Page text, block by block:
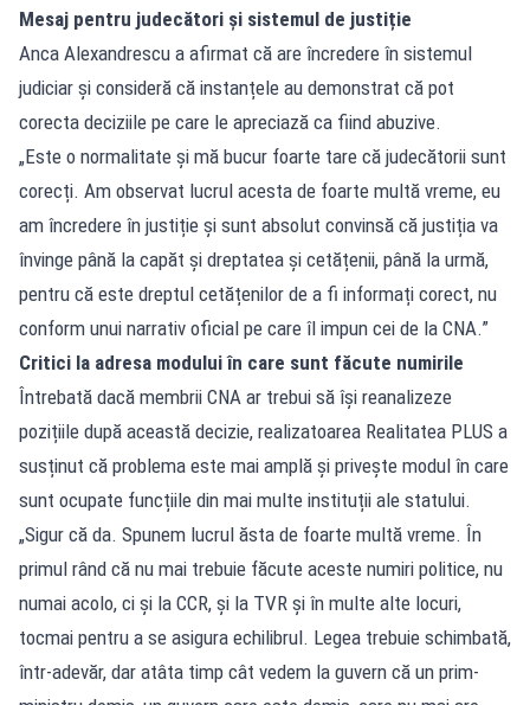
Mesaj pentru judecători și sistemul de justiție
Anca Alexandrescu a afirmat că are încredere în sistemul
judiciar și consideră că instanțele au demonstrat că pot
corecta deciziile pe care le apreciază ca fiind abuzive.
„Este o normalitate și mă bucur foarte tare că judecătorii sunt
corecți. Am observat lucrul acesta de foarte multă vreme, eu
am încredere în justiție și sunt absolut convinsă că justiția va
învinge până la capăt și dreptatea și cetățenii, până la urmă,
pentru că este dreptul cetățenilor de a fi informați corect, nu
conform unui narrativ oficial pe care îl impun cei de la CNA.”
Critici la adresa modului în care sunt făcute numirile
Întrebată dacă membrii CNA ar trebui să își reanalizeze
pozițiile după această decizie, realizatoarea Realitatea PLUS a
susținut că problema este mai amplă și privește modul în care
sunt ocupate funcțiile din mai multe instituții ale statului.
„Sigur că da. Spunem lucrul ăsta de foarte multă vreme. În
primul rând că nu mai trebuie făcute aceste numiri politice, nu
numai acolo, ci și la CCR, și la TVR și în multe alte locuri,
tocmai pentru a se asigura echilibrul. Legea trebuie schimbată,
într-adevăr, dar atâta timp cât vedem la guvern că un prim-